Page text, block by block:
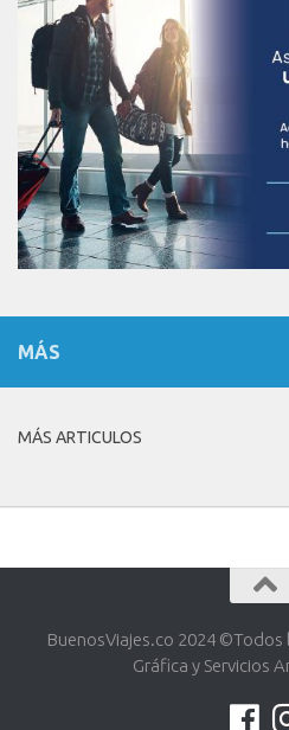
MÁS
MÁS ARTICULOS
BuenosViajes.co 2024
Gráfica y Servicios